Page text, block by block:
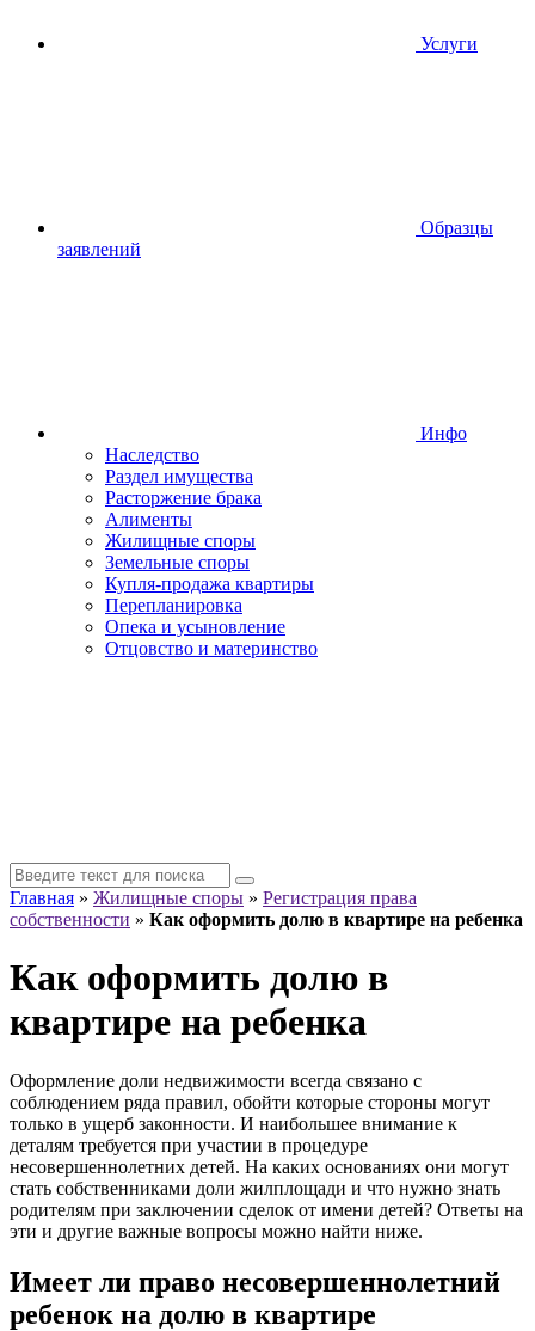
Услуги
Образцы
заявлений
Инфо
Наследство
Раздел имущества
Расторжение брака
Алименты
Жилищные споры
Земельные споры
Купля-продажа квартиры
Перепланировка
Опека и усыновление
Отцовство и материнство
Главная » Жилищные споры » Регистрация права
собственности » Как оформить долю в квартире на ребенка
Как оформить долю в
квартире на ребенка
Оформление доли недвижимости всегда связано с
соблюдением ряда правил, обойти которые стороны могут
только в ущерб законности. И наибольшее внимание к
деталям требуется при участии в процедуре
несовершеннолетних детей. На каких основаниях они могут
стать собственниками доли жилплощади и что нужно знать
родителям при заключении сделок от имени детей? Ответы на
эти и другие важные вопросы можно найти ниже.
Имеет ли право несовершеннолетний
ребенок на долю в квартире